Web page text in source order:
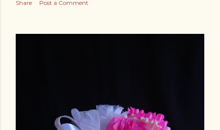
Share Post a Comment